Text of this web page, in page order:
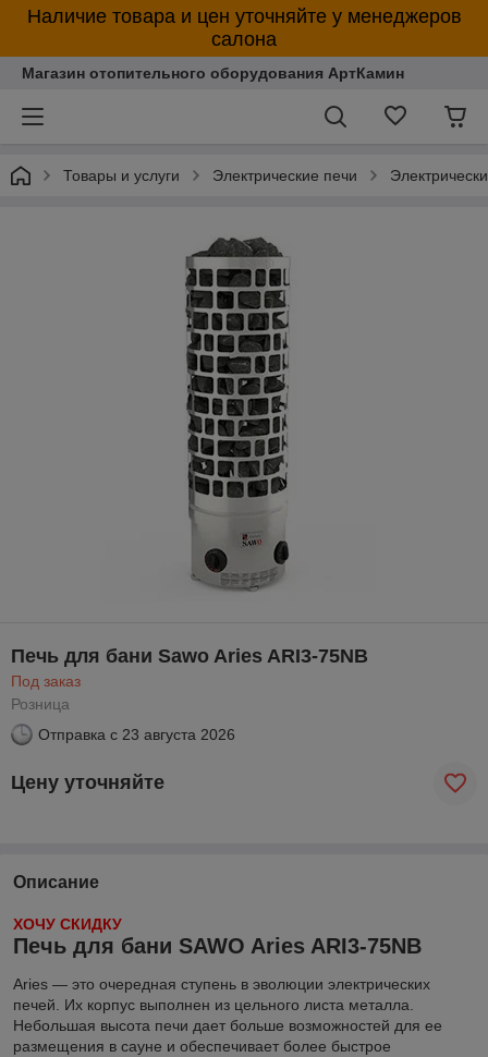
Наличие товара и цен уточняйте у менеджеров
салона
Магазин отопительного оборудования АртКамин
Товары и услуги Электрические печи
Печь для бани Sawo Aries ARI3-75NB
Под заказ
Розница
Отправка с 23 августа 2026
Цену уточняйте
Описание
ХОЧУ СКИДКУ
Печь для бани SAWO Aries ARI3-75NB
Aries — это очередная ступень в эволюции электрических
печей. Их корпус выполнен из цельного листа металла.
Небольшая высота печи дает больше возможностей для ее
размещения в сауне и обеспечивает более быстрое